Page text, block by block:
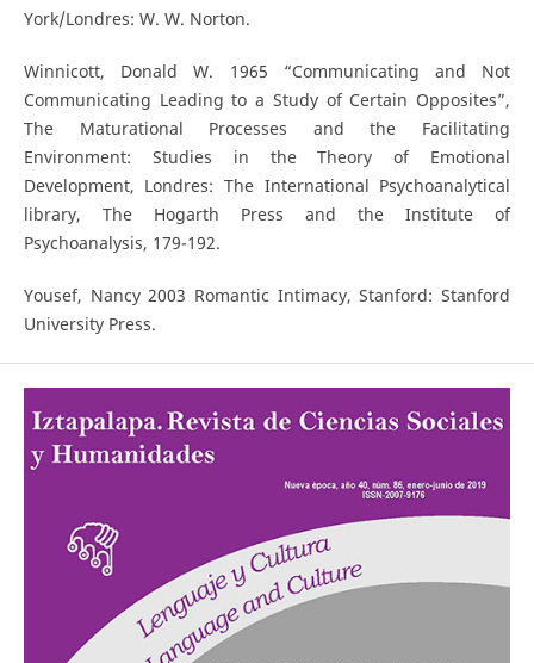
York/Londres: W. W. Norton.
Winnicott, Donald W. 1965 “Communicating and Not
Communicating Leading to a Study of Certain Opposites”,
The Maturational Processes and the Facilitating
Environment: Studies in the Theory of Emotional
Development, Londres: The International Psychoanalytical
library, The Hogarth Press and the Institute of
Psychoanalysis, 179-192.
Yousef, Nancy 2003 Romantic Intimacy, Stanford: Stanford
University Press.